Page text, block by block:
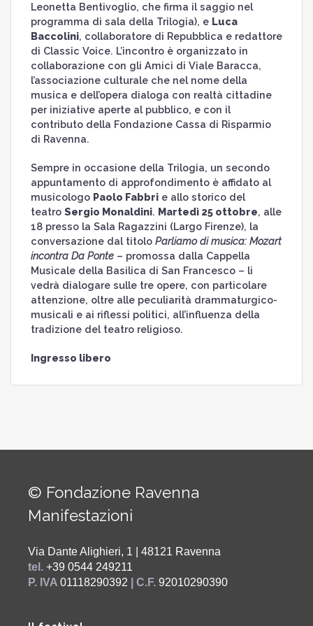
Leonetta Bentivoglio, che firma il saggio nel
programma di sala della Trilogia), e Luca
Baccolini, collaboratore di Repubblica e redattore
di Classic Voice. L’incontro è organizzato in
collaborazione con gli Amici di Viale Baracca,
l’associazione culturale che nel nome della
musica e dell’opera dialoga con realtà cittadine
per iniziative aperte al pubblico, e con il
contributo della Fondazione Cassa di Risparmio
di Ravenna.
Sempre in occasione della Trilogia, un secondo
appuntamento di approfondimento è affidato al
musicologo Paolo Fabbrie allo storico del
teatro Sergio Monaldini. Martedì 25 ottobre, alle
18 presso la Sala Ragazzini (Largo Firenze), la
conversazione dal titolo Parliamo di musica: Mozart
incontra Da Ponte– promossa dalla Cappella
Musicale della Basilica di San Francesco – li
vedrà dialogare sulle tre opere, con particolare
attenzione, oltre alle peculiarità drammaturgico-
musicali e ai riflessi politici, all’influenza della
tradizione del teatro religioso.
Ingresso libero
© Fondazione Ravenna
Manifestazioni
Via Dante Alighieri, 1 | 48121 Ravenna
tel. +39 0544 249211
P. IVA 01118290392 | C.F. 92010290390